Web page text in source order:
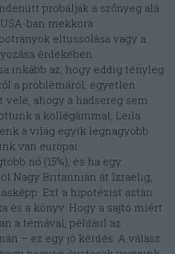
próbálják a szőnyeg alá
ban mekkora
eltussolása vagy a
érdekében.
inkább az, hogy eddig tényleg
a problémáról, egyetlen
ahogy a hadsereg sem
a kollégámmal, Leila
a világ egyik legnagyobb
van európai
nő (15%), és ha egy
Nagy Britannián át Izraelig,
Ezt a hipotézist aztán
és a könyv. Hogy a sajtó miért
a témával, például az
– ez egy jó kérdés. A válasz